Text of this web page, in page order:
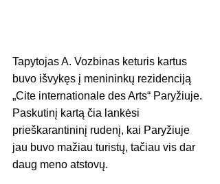
Tapytojas A. Vozbinas keturis kartus
buvo išvykęs į menininkų rezidenciją
„Cite internationale des Arts“ Paryžiuje.
Paskutinį kartą čia lankėsi
prieškarantininį rudenį, kai Paryžiuje
jau buvo mažiau turistų, tačiau vis dar
daug meno atstovų.